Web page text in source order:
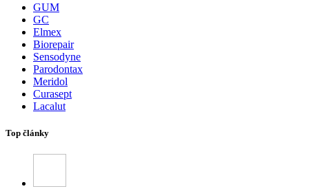
GUM
GC
Elmex
Biorepair
Sensodyne
Parodontax
Meridol
Curasept
Lacalut
Top články